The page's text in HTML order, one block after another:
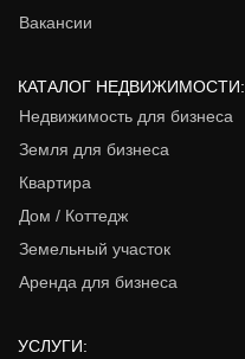
Вакансии
КАТАЛОГ НЕДВИЖИМОСТИ:
Недвижимость для бизнеса
Земля для бизнеса
Квартира
Дом / Коттедж
Земельный участок
Аренда для бизнеса
УСЛУГИ: